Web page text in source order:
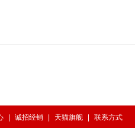
诚招经销 天猫旗舰 联系方式